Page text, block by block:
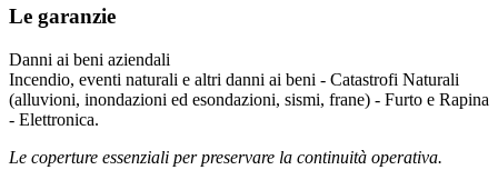
Le garanzie
Danni ai beni aziendali
Incendio, eventi naturali e altri danni ai beni - Catastrofi Naturali
(alluvioni, inondazioni ed esondazioni, sismi, frane) - Furto e Rapina
- Elettronica.
Le coperture essenziali per preservare la continuità operativa.